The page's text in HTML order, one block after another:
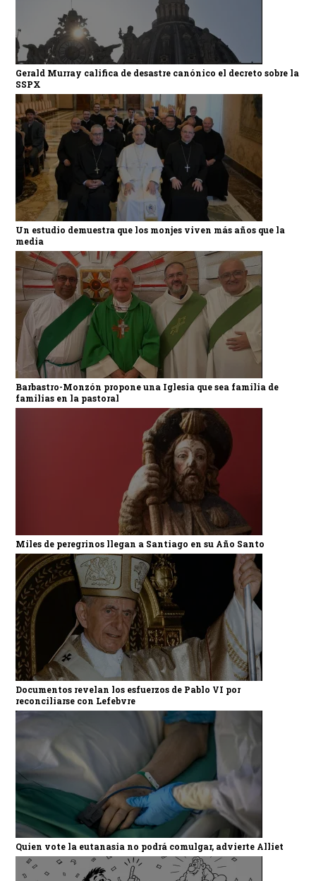
Gerald Murray califica de desastre canónico el decreto sobre la
SSPX
Un estudio demuestra que los monjes viven más años que la
media
Barbastro-Monzón propone una Iglesia que sea familia de
familias en la pastoral
Miles de peregrinos llegan a Santiago en su Año Santo
Documentos revelan los esfuerzos de Pablo VI por
reconciliarse con Lefebvre
Quien vote la eutanasia no podrá comulgar, advierte Alliet